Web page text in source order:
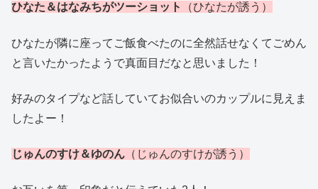
ひなた＆はなみちがツーショット （ひなたが誘う）
ひなたが隣に座ってご飯食べたのに全然話せなくてごめん
と言いたかったようで真面目だなと思いました！
好みのタイプなど話していてお似合いのカップルに見えま
したよー！
じゅんのすけ＆ゆのん （じゅんのすけが誘う）